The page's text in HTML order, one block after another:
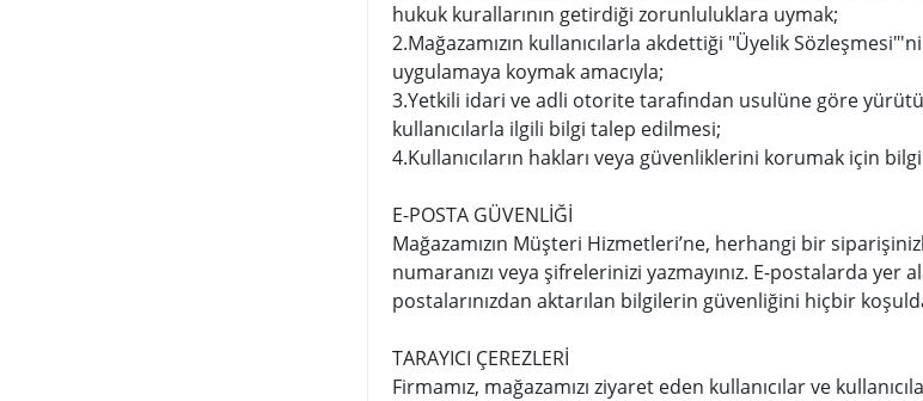
hukuk kurallarının getirdiği zorunluluklara uymak;
2.Mağazamızın kullanıcılarla akdettiği "Üyelik
uygulamaya koymak amacıyla;
3.Yetkili idari ve adli otorite tarafından usulüne göre
kullanıcılarla ilgili bilgi talep edilmesi;
4.Kullanıcıların hakları veya güvenliklerini korumak için
E-POSTA GÜVENLİĞİ
Mağazamızın Müşteri Hizmetleri’ne, herhangi bir
numaranızı veya şifrelerinizi yazmayınız. E-postalarda
postalarınızdan aktarılan bilgilerin güvenliğini hiçbir
TARAYICI ÇEREZLERİ
Firmamız, mağazamızı ziyaret eden kullanıcılar ve